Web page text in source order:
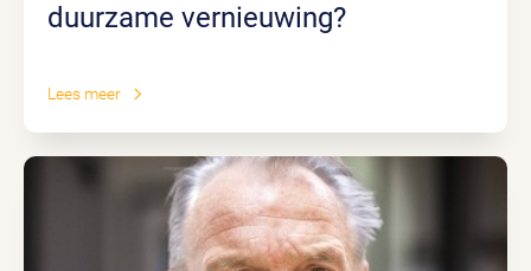
duurzame vernieuwing?
Lees meer